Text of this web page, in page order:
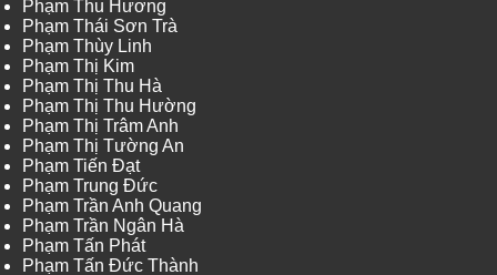
Phạm Thu Hương
Phạm Thái Sơn Trà
Phạm Thùy Linh
Phạm Thị Kim
Phạm Thị Thu Hà
Phạm Thị Thu Hường
Phạm Thị Trâm Anh
Phạm Thị Tường An
Phạm Tiến Đạt
Phạm Trung Đức
Phạm Trần Anh Quang
Phạm Trần Ngân Hà
Phạm Tấn Phát
Phạm Tấn Đức Thành